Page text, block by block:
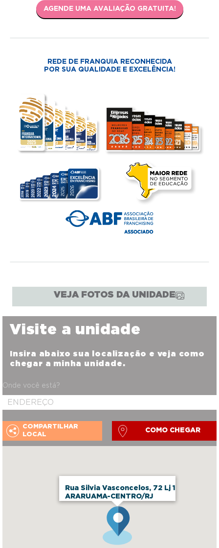
AGENDE UMA AVALIAÇÃO GRATUITA!
REDE DE FRANQUIA RECONHECIDA
POR SUA QUALIDADE E EXCELÊNCIA!
VEJA FOTOS DA UNIDADE
Rua Silvia Vasconcelos, 72 Lj 1
ARARUAMA-CENTRO/RJ
Visite a unidade
Insira abaixo sua localização e veja como
chegar a minha unidade.
Onde você está?
COMPARTILHAR
LOCAL
COMO CHEGAR